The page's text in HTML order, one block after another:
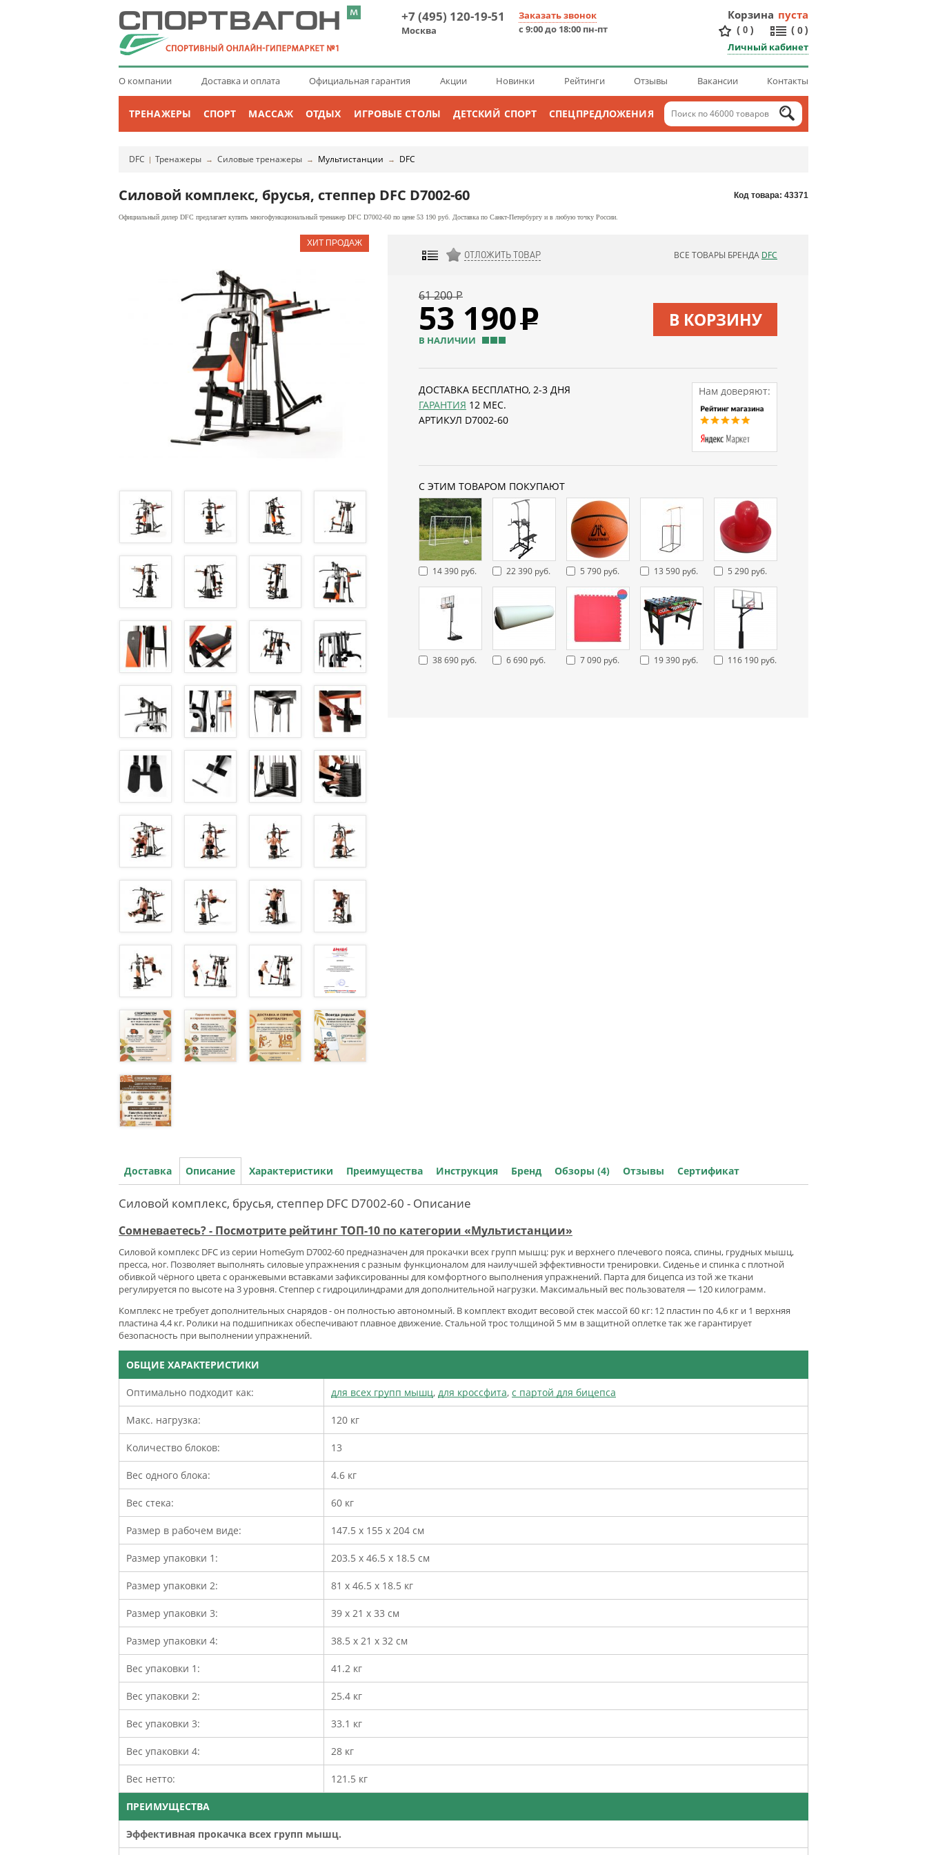
+7 (495) 120-19-51
Москва
Заказать звонок
с 9:00 до 18:00 пн-пт
Корзина пуста
( 0 ) ( 0 )
Личный кабинет
О компании Доставка и оплата Официальная гарантия Акции Новинки Рейтинги Отзывы Вакансии Контакты
ТРЕНАЖЕРЫ СПОРТ МАССАЖ ОТДЫХ ИГРОВЫЕ СТОЛЫ ДЕТСКИЙ СПОРТ СПЕЦПРЕДЛОЖЕНИЯ
DFC | Тренажеры → Силовые тренажеры → Мультистанции → DFC
Код товара: 43371
Силовой комплекс, брусья, степпер DFC D7002-60
Официальный дилер DFC предлагает купить многофункциональный тренажер DFC D7002-60 по цене 53 190 руб. Доставка по Санкт-Петербургу и в любую точку России.
ДОБАВИТЬ К СРАВНЕНИЮ ОБНОВЛЯЮ СПИСОК
ОТЛОЖИТЬ ТОВАР ВСЕ ТОВАРЫ БРЕНДА DFC
61 200 Р
53 190Р
В НАЛИЧИИ
В КОРЗИНУ
ДОСТАВКА БЕСПЛАТНО, 2-3 ДНЯ
ГАРАНТИЯ 12 МЕС.
АРТИКУЛ D7002-60
Нам доверяют:
С ЭТИМ ТОВАРОМ ПОКУПАЮТ
14 390 руб. 22 390 руб. 5 790 руб. 13 590 руб. 5 290 руб.
38 690 руб. 6 690 руб. 7 090 руб. 19 390 руб. 116 190 руб.
Доставка Описание Характеристики Преимущества Инструкция Бренд Обзоры (4) Отзывы Сертификат
Силовой комплекс, брусья, степпер DFC D7002-60 - Описание
Сомневаетесь? - Посмотрите рейтинг ТОП-10 по категории «Мультистанции»
Силовой комплекс DFC из серии HomeGym D7002-60 предназначен для прокачки всех групп мышц: рук и верхнего плечевого пояса, спины, грудных мышц,
пресса, ног. Позволяет выполнять силовые упражнения с разным функционалом для наилучшей эффективности тренировки. Сиденье и спинка с плотной
обивкой чёрного цвета с оранжевыми вставками зафиксированны для комфортного выполнения упражнений. Парта для бицепса из той же ткани
регулируется по высоте на 3 уровня. Степпер с гидроцилиндрами для дополнительной нагрузки. Максимальный вес пользователя — 120 килограмм.
Комплекс не требует дополнительных снарядов - он полностью автономный. В комплект входит весовой стек массой 60 кг: 12 пластин по 4,6 кг и 1 верхняя
пластина 4,4 кг. Ролики на подшипниках обеспечивают плавное движение. Стальной трос толщиной 5 мм в защитной оплетке так же гарантирует
безопасность при выполнении упражнений.
ОБЩИЕ ХАРАКТЕРИСТИКИ
Оптимально подходит как: для всех групп мышц, для кроссфита, с партой для бицепса
Макс. нагрузка: 120 кг
Количество блоков: 13
Вес одного блока: 4.6 кг
Вес стека: 60 кг
Размер в рабочем виде: 147.5 х 155 х 204 см
Размер упаковки 1: 203.5 х 46.5 х 18.5 см
Размер упаковки 2: 81 х 46.5 х 18.5 кг
Размер упаковки 3: 39 х 21 х 33 см
Размер упаковки 4: 38.5 х 21 х 32 см
Вес упаковки 1: 41.2 кг
Вес упаковки 2: 25.4 кг
Вес упаковки 3: 33.1 кг
Вес упаковки 4: 28 кг
Вес нетто: 121.5 кг
ПРЕИМУЩЕСТВА
Эффективная прокачка всех групп мышц.